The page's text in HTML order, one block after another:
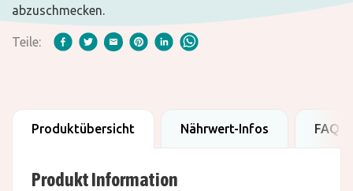
abzuschmecken.
Teile:
Produktübersicht Nährwert-Infos FAQ
Produkt Information